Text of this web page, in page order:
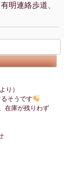
明連絡歩道、
り）
そうです
在庫が残りわず